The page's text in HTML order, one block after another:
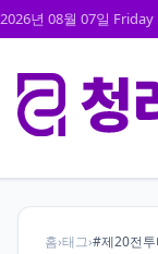
2026년 08월 07일 Friday
홈›태그›#제20전